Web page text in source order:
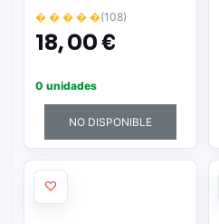
� � � � �(108)
18,00 €
0 unidades
NO DISPONIBLE